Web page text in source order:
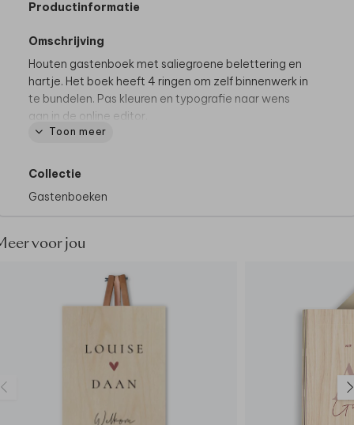
Productinformatie
Omschrijving
Houten gastenboek met saliegroene belettering en
hartje. Het boek heeft 4 ringen om zelf binnenwerk in
te bundelen. Pas kleuren en typografie naar wens
aan in de online editor.
gastenboeken
Dit gastenboek maakt deel uit van
Toon meer
Collectie
Gastenboeken
voor jou